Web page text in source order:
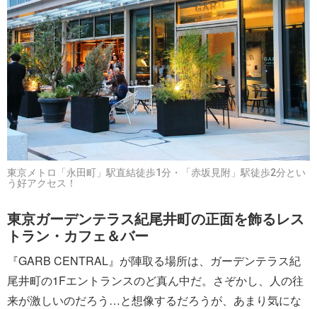
東京メトロ「永田町」駅直結徒歩1分・「赤坂見附」駅徒歩2分とい
う好アクセス！
東京ガーデンテラス紀尾井町の正面を飾るレス
トラン・カフェ＆バー
『GARB CENTRAL』が陣取る場所は、ガーデンテラス紀
尾井町の1Fエントランスのど真ん中だ。さぞかし、人の往
来が激しいのだろう…と想像するだろうが、あまり気にな